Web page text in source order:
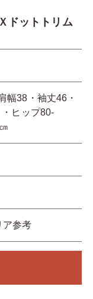
ドットトリム
38・袖丈46・
ヒップ80-
参考